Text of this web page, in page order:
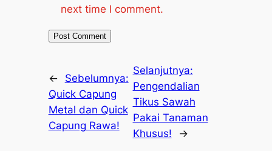
next time I comment.
←
Sebelumnya:
Quick Capung
Metal dan Quick
Capung Rawa!
Selanjutnya:
Pengendalian
Tikus Sawah
Pakai Tanaman
Khusus!
→